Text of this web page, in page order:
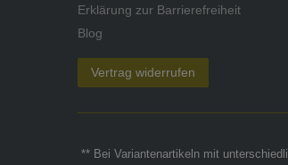
Erklärung zur Barrierefreiheit
Blog
Vertrag widerrufen
** Bei Variantenartikeln mit